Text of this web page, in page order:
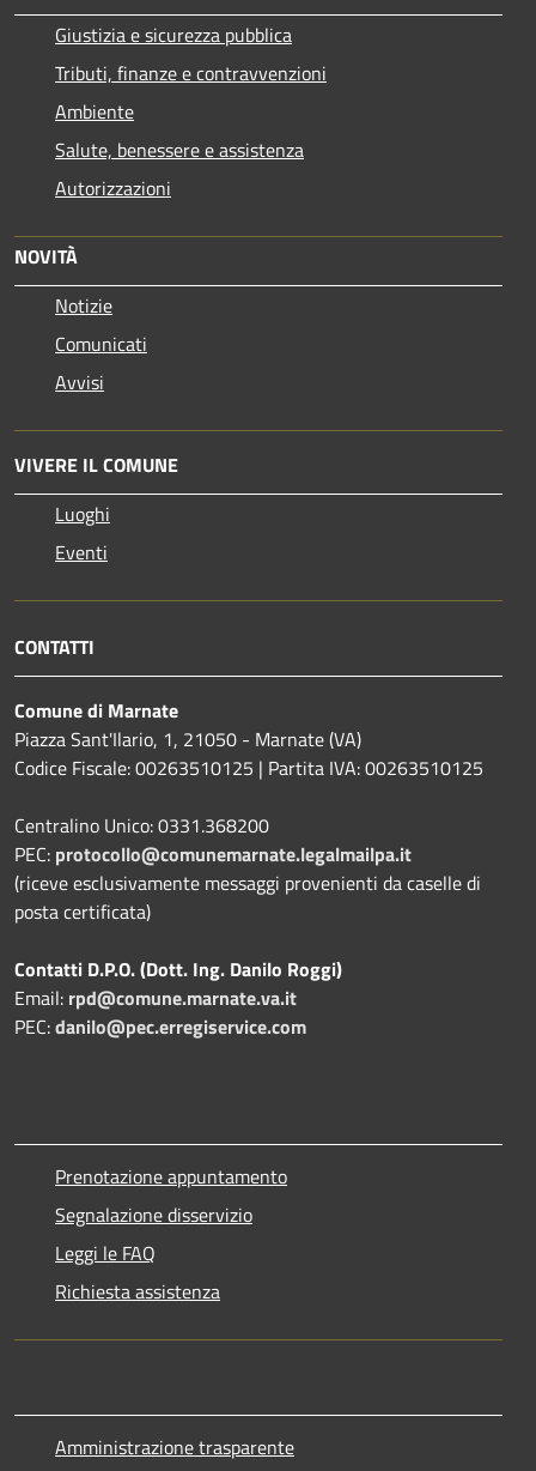
Giustizia e sicurezza pubblica
Tributi, finanze e contravvenzioni
Ambiente
Salute, benessere e assistenza
Autorizzazioni
NOVITÀ
Notizie
Comunicati
Avvisi
VIVERE IL COMUNE
Luoghi
Eventi
CONTATTI
Comune di Marnate
Piazza Sant'Ilario, 1, 21050 - Marnate (VA)
Codice Fiscale: 00263510125 | Partita IVA: 00263510125
Centralino Unico: 0331.368200
PEC: protocollo@comunemarnate.legalmailpa.it
(riceve esclusivamente messaggi provenienti da caselle di
posta certificata)
Contatti D.P.O. (Dott. Ing. Danilo Roggi)
Email: rpd@comune.marnate.va.it
PEC:danilo@pec.erregiservice.com
Prenotazione appuntamento
Segnalazione disservizio
Leggi le FAQ
Richiesta assistenza
Amministrazione trasparente